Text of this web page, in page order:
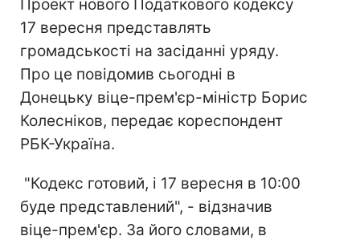
Проект нового Податкового кодексу
17 вересня представлять
громадськості на засіданні уряду.
Про це повідомив сьогодні в
Донецьку віце-прем'єр-міністр Борис
Колесніков, передає кореспондент
РБК-Україна.
"Кодекс готовий, і 17 вересня в 10:00
буде представлений", - відзначив
віце-прем'єр. За його словами, в